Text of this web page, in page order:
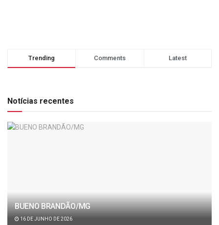
Trending Comments Latest
Notícias recentes
BUENO BRANDÃO/MG
16 DE JUNHO DE 2026